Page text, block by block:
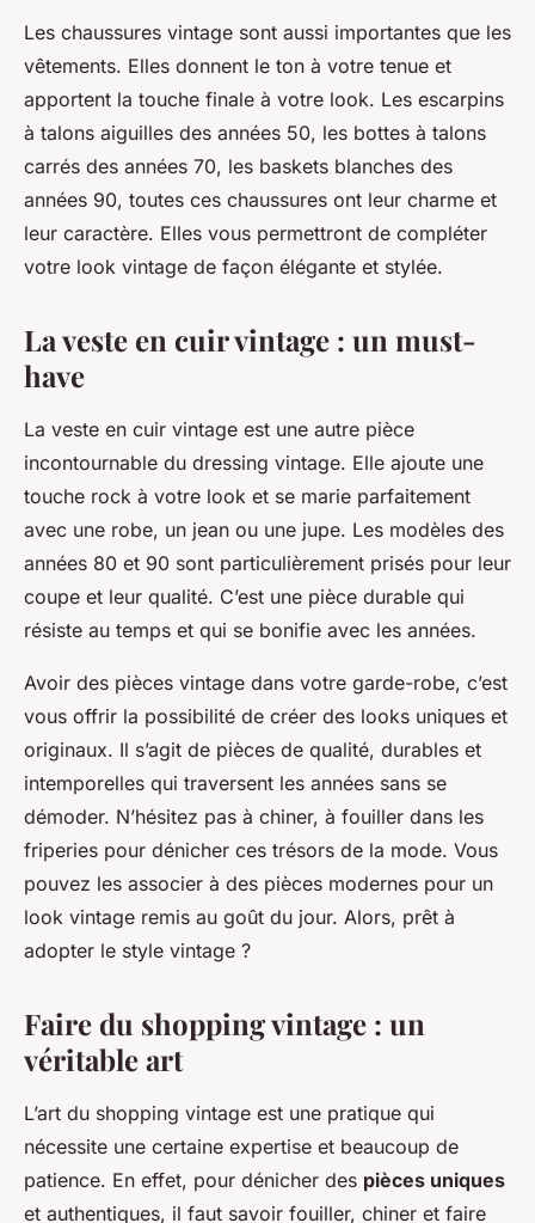
Les chaussures vintage sont aussi importantes que les
vêtements. Elles donnent le ton à votre tenue et
apportent la touche finale à votre look. Les escarpins
à talons aiguilles des années 50, les bottes à talons
carrés des années 70, les baskets blanches des
années 90, toutes ces chaussures ont leur charme et
leur caractère. Elles vous permettront de compléter
votre look vintage de façon élégante et stylée.
La veste en cuir vintage : un must-
have
La veste en cuir vintage est une autre pièce
incontournable du dressing vintage. Elle ajoute une
touche rock à votre look et se marie parfaitement
avec une robe, un jean ou une jupe. Les modèles des
années 80 et 90 sont particulièrement prisés pour leur
coupe et leur qualité. C’est une pièce durable qui
résiste au temps et qui se bonifie avec les années.
Avoir des pièces vintage dans votre garde-robe, c’est
vous offrir la possibilité de créer des looks uniques et
originaux. Il s’agit de pièces de qualité, durables et
intemporelles qui traversent les années sans se
démoder. N’hésitez pas à chiner, à fouiller dans les
friperies pour dénicher ces trésors de la mode. Vous
pouvez les associer à des pièces modernes pour un
look vintage remis au goût du jour. Alors, prêt à
adopter le style vintage ?
Faire du shopping vintage : un
véritable art
L’art du shopping vintage est une pratique qui
nécessite une certaine expertise et beaucoup de
patience. En effet, pour dénicher des pièces uniques
et authentiques, il faut savoir fouiller, chiner et faire